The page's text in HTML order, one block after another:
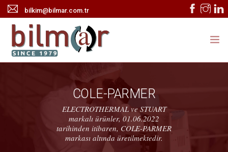
bilkim@bilmar.com.tr
COLE-PARMER
ELECTROTHERMAL ve STUART
markalı ürünler, 01.06.2022
tarihinden itibaren, COLE-PARMER
markası altında üretilmektedir.